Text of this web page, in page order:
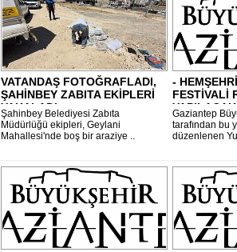
VATANDAŞ FOTOĞRAFLADI,
ŞAHİNBEY ZABITA EKİPLERİ
YAKALADI..
Şahinbey Belediyesi Zabıta
Müdürlüğü ekipleri, Geylani
Mahallesi'nde boş bir araziye ..
-
FESTİVALİ
Gaziantep
tarafından bu
düzenlenen